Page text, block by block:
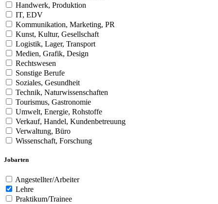
Handwerk, Produktion
IT, EDV
Kommunikation, Marketing, PR
Kunst, Kultur, Gesellschaft
Logistik, Lager, Transport
Medien, Grafik, Design
Rechtswesen
Sonstige Berufe
Soziales, Gesundheit
Technik, Naturwissenschaften
Tourismus, Gastronomie
Umwelt, Energie, Rohstoffe
Verkauf, Handel, Kundenbetreuung
Verwaltung, Büro
Wissenschaft, Forschung
Jobarten
Angestellter/Arbeiter
Lehre
Praktikum/Trainee